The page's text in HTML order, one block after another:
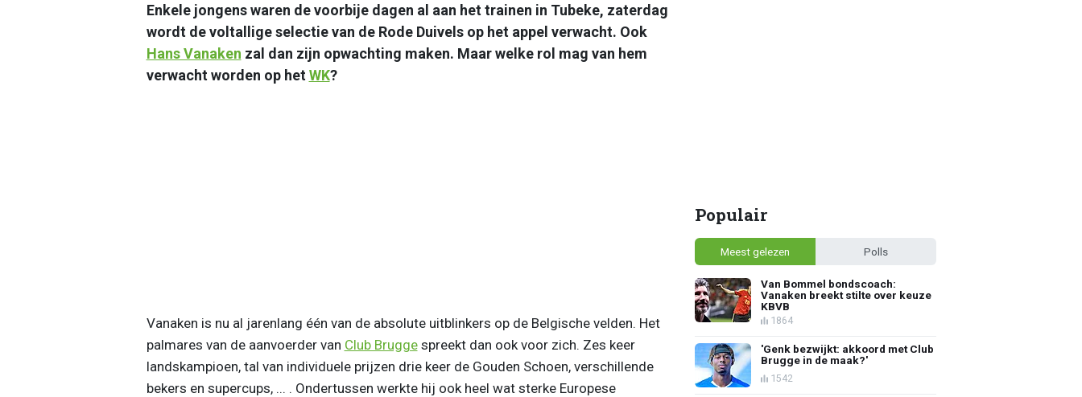
Enkele jongens waren de voorbije dagen al aan het trainen in Tubeke, zaterdag
wordt de voltallige selectie van de Rode Duivels op het appel verwacht. Ook
Hans Vanaken zal dan zijn opwachting maken. Maar welke rol mag van hem
verwacht worden op hetWK?
Vanaken is nu al jarenlang één van de absolute uitblinkers op de Belgische velden. Het
palmares van de aanvoerder van Club Bruggespreekt dan ook voor zich. Zes keer
landskampioen, tal van individuele prijzen drie keer de Gouden Schoen, verschillende
bekers en supercups, ... . Ondertussen werkte hij ook heel wat sterke Europese
Populair
Meest gelezen Polls
Van Bommel bondscoach:
Vanaken breekt stilte over keuze
KBVB
1864
'Genk bezwijkt: akkoord met Club
Brugge in de maak?'
1542